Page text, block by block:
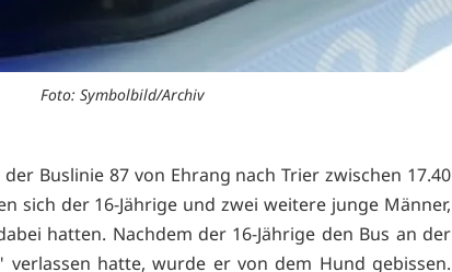
Foto: Symbolbild/Archiv
Buslinie 87 von Ehrang nach Trier zwischen 17.40
sich der 16-Jährige und zwei weitere junge Männer,
hatten. Nachdem der 16-Jährige den Bus an der
hatte, wurde er von dem Hund gebissen.